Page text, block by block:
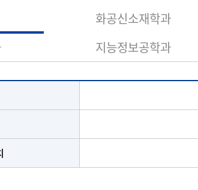
화공신소재학과
지능정보공학과